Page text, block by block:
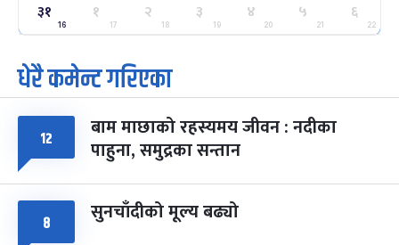
२५
मंगल
ग्याल्पो ल्होसार
फाल्गुन २५, २०८३ Mar 9, 2027
७ महिना बाँकी
७
आइत
पूर्णिमा व्रत
चैत्र ७, २०८३-Mar 21, 2027
८ फागुपूर्णिमा
चैत्र ८, २०८३-Mar 22, 2027
७ महिना बाँकी
३१
16
१
17
२
18
३
19
४
20
५
21
६
22
धेरै कमेन्ट गरिएका
१२ बाम माछाको रहस्यमय जीवन : नदीका
पाहुना, समुद्रका सन्तान
८ सुनचाँदीको मूल्य बढ्यो